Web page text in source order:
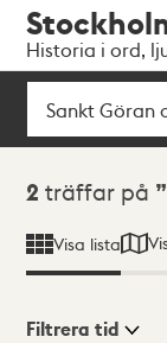
navigationen
huvudinnehållet
Historia i ord,
Sök
Sökresultat
2 träffar på
Visa lista
Filtrera tid